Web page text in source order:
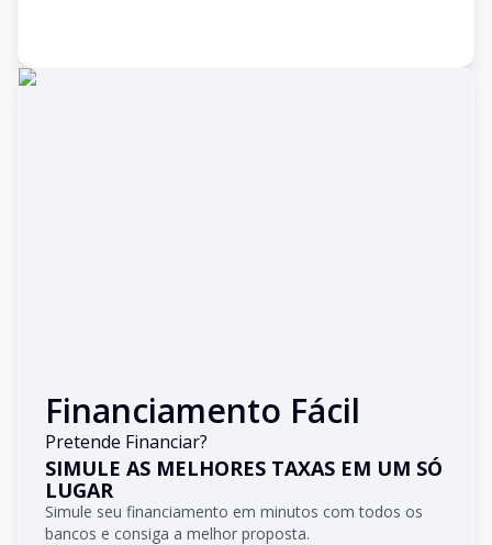
Financiamento Fácil
Pretende Financiar?
SIMULE AS MELHORES TAXAS EM UM SÓ
LUGAR
Simule seu financiamento em minutos com todos os
bancos e consiga a melhor proposta.